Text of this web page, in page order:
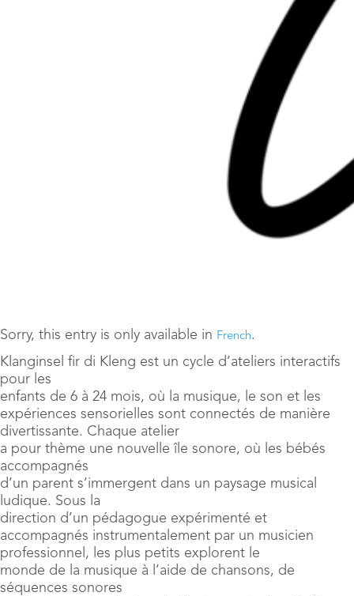
Sorry, this entry is only available in French.
Klanginsel fir di Kleng est un cycle d’ateliers interactifs
pour les
enfants de 6 à 24 mois, où la musique, le son et les
expériences sensorielles sont connectés de manière
divertissante. Chaque atelier
a pour thème une nouvelle île sonore, où les bébés
accompagnés
d’un parent s’immergent dans un paysage musical
ludique. Sous la
direction d’un pédagogue expérimenté et
accompagnés instrumentalement par un musicien
professionnel, les plus petits explorent le
monde de la musique à l’aide de chansons, de
séquences sonores